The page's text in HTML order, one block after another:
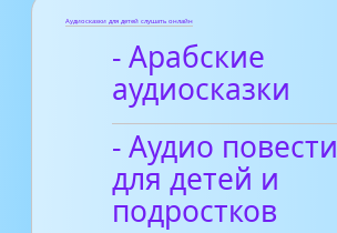
Аудиосказки для детей слушать онлайн
- Арабские
аудиосказки
- Аудио повести
для детей и
подростков